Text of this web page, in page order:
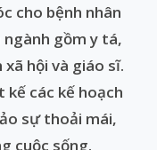
cho bệnh nhân
gồm y tá,
xã hội và giáo sĩ.
các kế hoạch
sự thoải mái,
cuộc sống.